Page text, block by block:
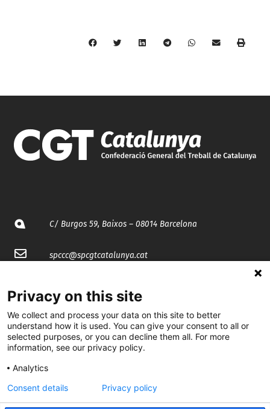
C/ Burgos 59, Baixos – 08014 Barcelona
spccc@spcgtcatalunya.cat
@CGTCatalunya
cgtcatalunya
CGTCatalunya
cgtcatalunya
Privacy on this site
We collect and process your data on this site to better
understand how it is used. You can give your consent to all or
selected purposes, or you can decline them all. For more
information, see our privacy policy.
Analytics
Consent details
Privacy policy